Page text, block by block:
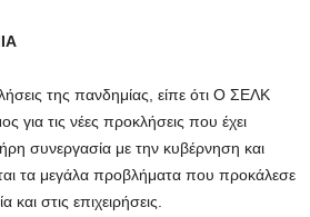
της πανδημίας, είπε ότι Ο ΣΕΛΚ
για τις νέες προκλήσεις που έχει
συνεργασία με την κυβέρνηση και
τα μεγάλα προβλήματα που προκάλεσε
στις επιχειρήσεις.